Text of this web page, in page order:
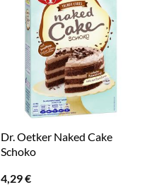
Dr. Oetker Naked Cake
Schoko
4,29€